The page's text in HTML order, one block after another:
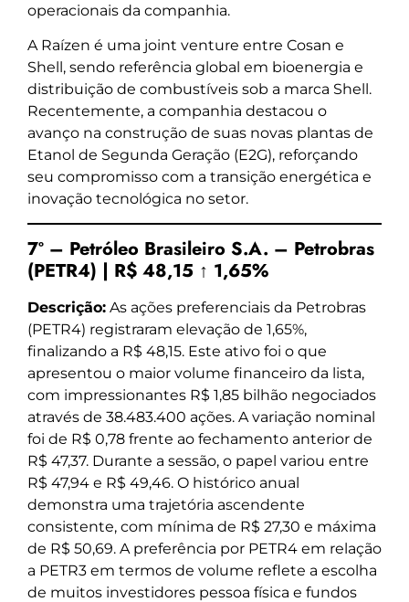
operacionais da companhia.
A Raízen é uma joint venture entre Cosan e
Shell, sendo referência global em bioenergia e
distribuição de combustíveis sob a marca Shell.
Recentemente, a companhia destacou o
avanço na construção de suas novas plantas de
Etanol de Segunda Geração (E2G), reforçando
seu compromisso com a transição energética e
inovação tecnológica no setor.
7º – Petróleo Brasileiro S.A. – Petrobras
(PETR4) | R$ 48,15 ↑ 1,65%
Descrição: As ações preferenciais da Petrobras
(PETR4) registraram elevação de 1,65%,
finalizando a R$ 48,15. Este ativo foi o que
apresentou o maior volume financeiro da lista,
com impressionantes R$ 1,85 bilhão negociados
através de 38.483.400 ações. A variação nominal
foi de R$ 0,78 frente ao fechamento anterior de
R$ 47,37. Durante a sessão, o papel variou entre
R$ 47,94 e R$ 49,46. O histórico anual
demonstra uma trajetória ascendente
consistente, com mínima de R$ 27,30 e máxima
de R$ 50,69. A preferência por PETR4 em relação
a PETR3 em termos de volume reflete a escolha
de muitos investidores pessoa física e fundos